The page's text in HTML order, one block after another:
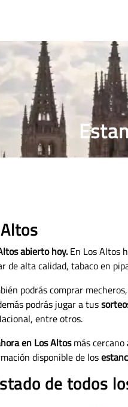
abierto hoy. En Los Altos
de alta calidad, tabaco en
podrás comprar
podrás jugar a tus
entre otros.
en Los Altosmás cercano
disponible de los
de todos